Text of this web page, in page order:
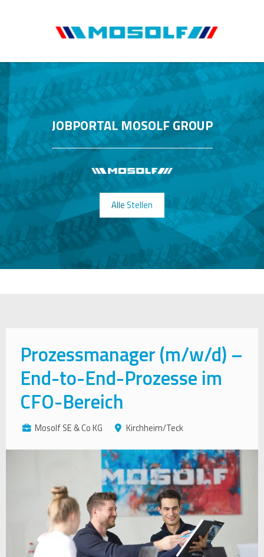
JOBPORTAL MOSOLF GROUP
Alle Stellen
Prozessmanager (m/w/d) –
End-to-End-Prozesse im
CFO-Bereich
Mosolf SE & Co KG Kirchheim/Teck